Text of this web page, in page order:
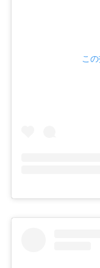
こ